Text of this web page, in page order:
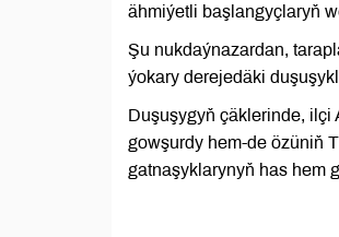
ähmiýetli başlangyçlaryň
Şu nukdaýnazardan,
ýokary derejedäki
Duşuşygyň çäklerinde, ilçi
gowşurdy hem-de özüniň
gatnaşyklarynyň has hem